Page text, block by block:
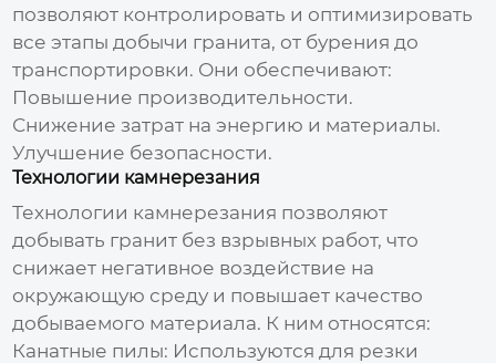
позволяют контролировать и оптимизировать
все этапы добычи гранита, от бурения до
транспортировки. Они обеспечивают:
Повышение производительности.
Снижение затрат на энергию и материалы.
Улучшение безопасности.
Технологии камнерезания
Технологии камнерезания позволяют
добывать гранит без взрывных работ, что
снижает негативное воздействие на
окружающую среду и повышает качество
добываемого материала. К ним относятся:
Канатные пилы: Используются для резки